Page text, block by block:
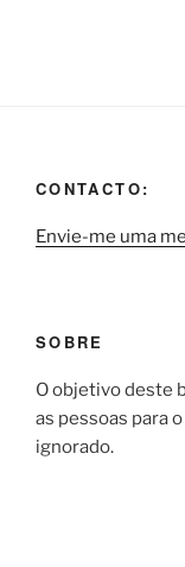
CONTACTO:
Envie-me uma
SOBRE
O objetivo deste
as pessoas para
ignorado.